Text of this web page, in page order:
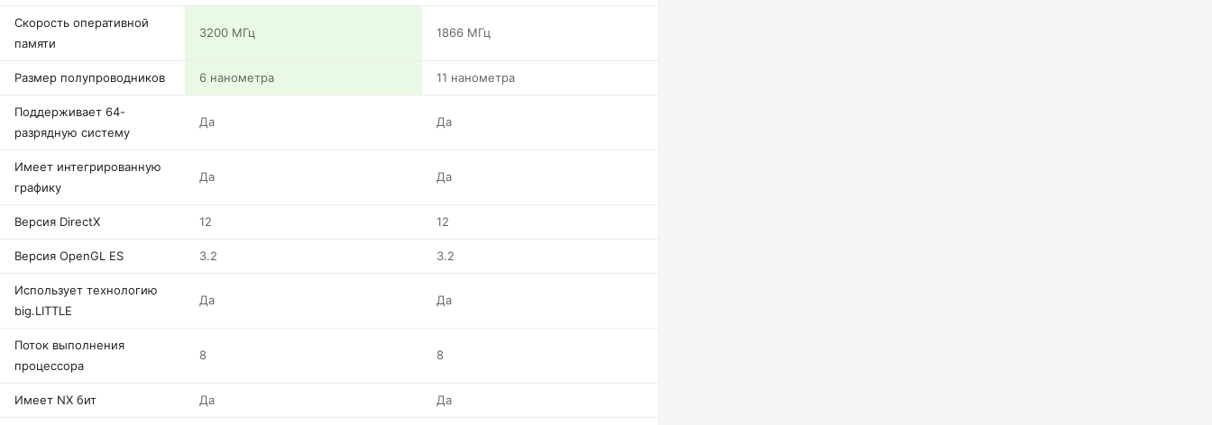
Скорость оперативной
памяти
3200 МГц 1866 МГц
Размер полупроводников 6 нанометра 11 нанометра
Поддерживает 64-
разрядную систему
Да Да
Имеет интегрированную
графику
Да Да
Версия DirectX 12 12
Версия OpenGL ES 3.2 3.2
Использует технологию
big.LITTLE
Да Да
Поток выполнения
процессора
8 8
Имеет NX бит Да Да